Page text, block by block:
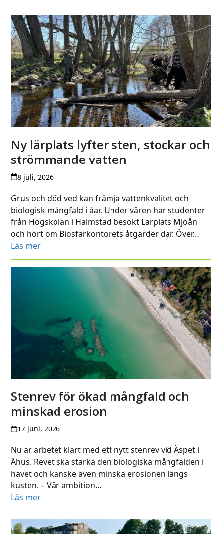
Ny lärplats lyfter sten, stockar och
strömmande vatten
8 juli, 2026
Grus och död ved kan främja vattenkvalitet och
biologisk mångfald i åar. Under våren har studenter
från Högskolan i Halmstad besökt Lärplats Mjöån
och hört om Biosfärkontorets åtgärder där. Över…
Läs mer
Stenrev för ökad mångfald och
minskad erosion
17 juni, 2026
Nu är arbetet klart med ett nytt stenrev vid Äspet i
Åhus. Revet ska stärka den biologiska mångfalden i
havet och kanske även minska erosionen längs
kusten. – Vår ambition…
Läs mer